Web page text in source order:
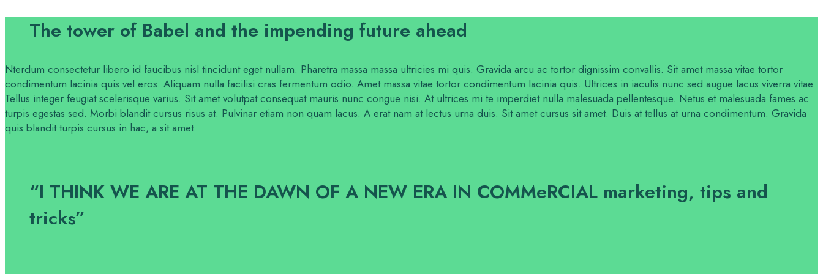
The tower of Babel and the impending future ahead
Nterdum consectetur libero id faucibus nisl tincidunt eget nullam. Pharetra massa massa ultricies mi quis. Gravida arcu ac tortor dignissim convallis. Sit amet massa vitae tortor
condimentum lacinia quis vel eros. Aliquam nulla facilisi cras fermentum odio. Amet massa vitae tortor condimentum lacinia quis. Ultrices in iaculis nunc sed augue lacus viverra vitae.
Tellus integer feugiat scelerisque varius. Sit amet volutpat consequat mauris nunc congue nisi. At ultrices mi te imperdiet nulla malesuada pellentesque. Netus et malesuada fames ac
turpis egestas sed. Morbi blandit cursus risus at. Pulvinar etiam non quam lacus. A erat nam at lectus urna duis. Sit amet cursus sit amet. Duis at tellus at urna condimentum. Gravida
quis blandit turpis cursus in hac, a sit amet.
“I THINK WE ARE AT THE DAWN OF A NEW ERA IN COMMeRCIAL marketing, tips and
tricks”